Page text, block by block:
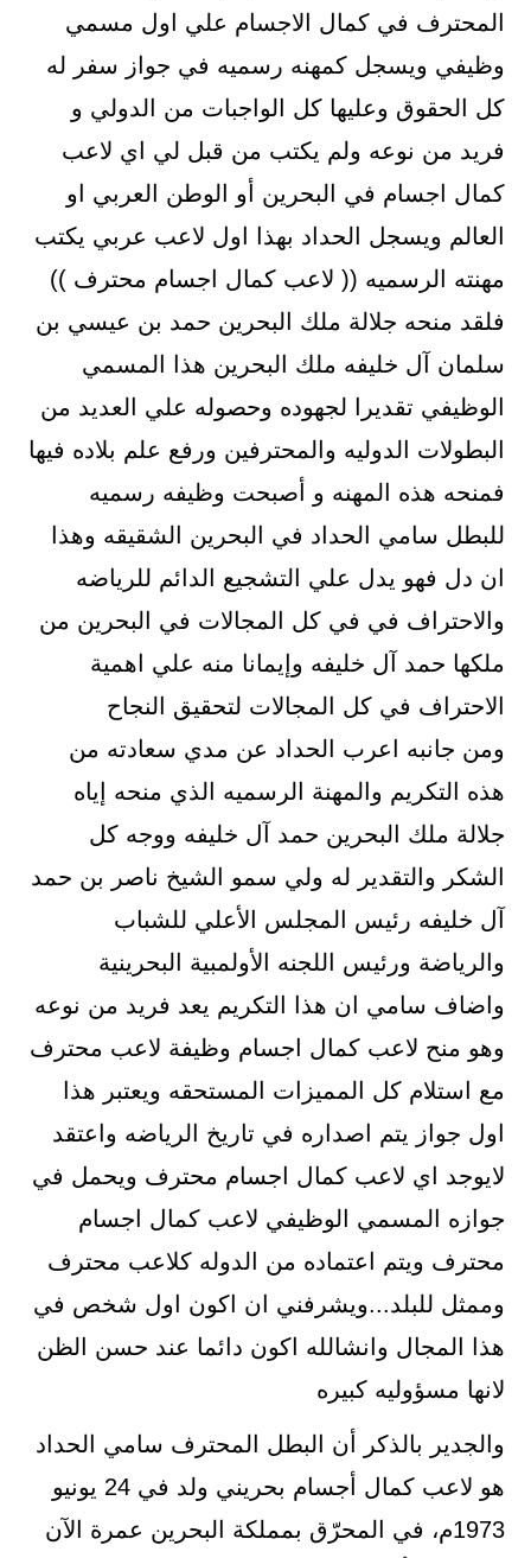
المحترف في كمال الاجسام علي اول مسمي
وظيفي ويسجل كمهنه رسميه في جواز سفر له
كل الحقوق وعليها كل الواجبات من الدولي و
فريد من نوعه ولم يكتب من قبل لي اي لاعب
كمال اجسام في البحرين أو الوطن العربي او
العالم ويسجل الحداد بهذا اول لاعب عربي يكتب
مهنته الرسميه (( لاعب كمال اجسام محترف ))
فلقد منحه جلالة ملك البحرين حمد بن عيسي بن
سلمان آل خليفه ملك البحرين هذا المسمي
الوظيفي تقديرا لجهوده وحصوله علي العديد من
البطولات الدوليه والمحترفين ورفع علم بلاده فيها
فمنحه هذه المهنه و أصبحت وظيفه رسميه
للبطل سامي الحداد في البحرين الشقيقه وهذا
ان دل فهو يدل علي التشجيع الدائم للرياضه
والاحتراف في في كل المجالات في البحرين من
ملكها حمد آل خليفه وإيمانا منه علي اهمية
الاحتراف في كل المجالات لتحقيق النجاح
ومن جانبه اعرب الحداد عن مدي سعادته من
هذه التكريم والمهنة الرسميه الذي منحه إياه
جلالة ملك البحرين حمد آل خليفه ووجه كل
الشكر والتقدير له ولي سمو الشيخ ناصر بن حمد
آل خليفه رئيس المجلس الأعلي للشباب
والرياضة ورئيس اللجنه الأولمبية البحرينية
واضاف سامي ان هذا التكريم يعد فريد من نوعه
وهو منح لاعب كمال اجسام وظيفة لاعب محترف
مع استلام كل المميزات المستحقه ويعتبر هذا
اول جواز يتم اصداره في تاريخ الرياضه واعتقد
لايوجد اي لاعب كمال اجسام محترف ويحمل في
جوازه المسمي الوظيفي لاعب كمال اجسام
محترف ويتم اعتماده من الدوله كلاعب محترف
وممثل للبلد...ويشرفني ان اكون اول شخص في
هذا المجال وانشالله اكون دائما عند حسن الظن
لانها مسؤوليه كبيره
والجدير بالذكر أن البطل المحترف سامي الحداد
هو لاعب كمال أجسام بحريني ولد في 24 يونيو
1973م، في المحرّق بمملكة البحرين عمرة الآن